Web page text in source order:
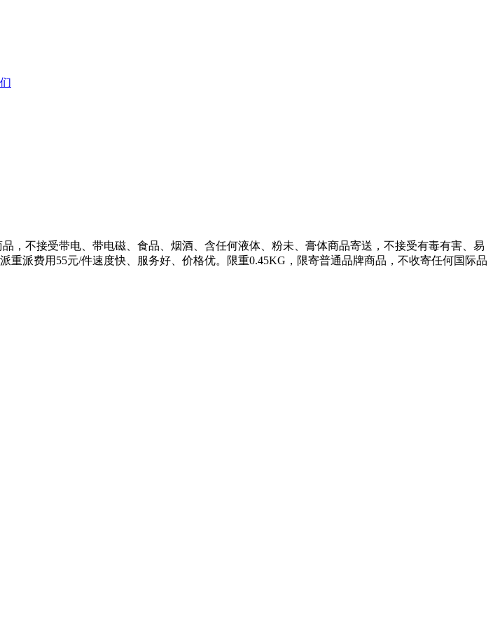
，不接受带电、带电磁、食品、烟酒、含任何液体、粉未、膏体商品寄送，不接受有毒有害、易
派费用55元/件速度快、服务好、价格优。限重0.45KG，限寄普通品牌商品，不收寄任何国际品